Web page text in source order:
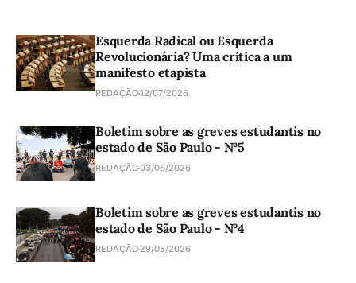
Esquerda Radical ou Esquerda
Revolucionária? Uma crítica a um
manifesto etapista
REDAÇÃO12/07/2026
Boletim sobre as greves estudantis no
estado de São Paulo - Nº5
REDAÇÃO03/06/2026
Boletim sobre as greves estudantis no
estado de São Paulo - Nº4
REDAÇÃO 29/05/2026